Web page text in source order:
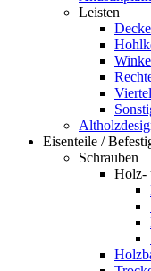
Leisten
Eisenteile /
Schrauben
Holz-